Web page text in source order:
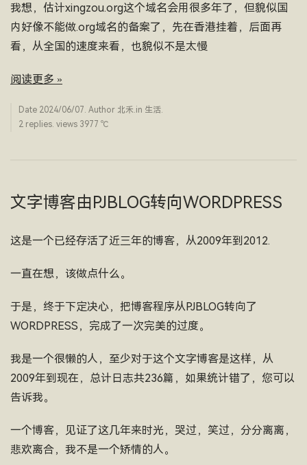
我想，估计xingzou.org这个域名会用很多年了，但貌似国
内好像不能做.org域名的备案了，先在香港挂着，后面再
看，从全国的速度来看，也貌似不是太慢
阅读更多 »
Date 2024/06/07. Author 北禾.in 生活.
2 replies. views 3977 ­℃
文字博客由PJBLOG转向WORDPRESS
这是一个已经存活了近三年的博客，从2009年到2012.
一直在想，该做点什么。
于是，终于下定决心，把博客程序从PJBLOG转向了
WORDPRESS，完成了一次完美的过度。
我是一个很懒的人，至少对于这个文字博客是这样，从
2009年到现在，总计日志共236篇，如果统计错了，您可以
告诉我。
一个博客，见证了这几年来时光，哭过，笑过，分分离离，
悲欢离合，我不是一个矫情的人。